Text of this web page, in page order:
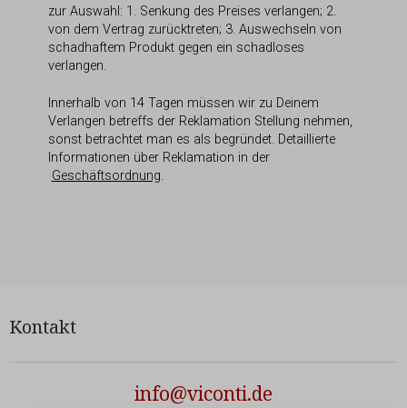
zur Auswahl: 1. Senkung des Preises verlangen; 2.
von dem Vertrag zurücktreten; 3. Auswechseln von
schadhaftem Produkt gegen ein schadloses
verlangen.
Innerhalb von 14 Tagen müssen wir zu Deinem
Verlangen betreffs der Reklamation Stellung nehmen,
sonst betrachtet man es als begründet. Detaillierte
Informationen über Reklamation in der
Geschäftsordnung.
Kontakt
info@viconti.de